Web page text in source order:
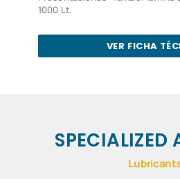
1000 Lt.
VER FICHA
SPECIALIZED